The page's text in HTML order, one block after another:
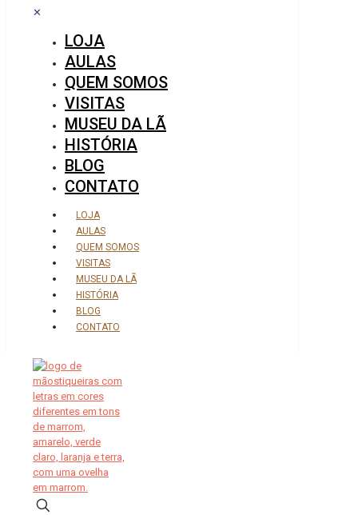
✕
LOJA
AULAS
QUEM SOMOS
VISITAS
MUSEU DA LÃ
HISTÓRIA
BLOG
CONTATO
LOJA
AULAS
QUEM SOMOS
VISITAS
MUSEU DA LÃ
HISTÓRIA
BLOG
CONTATO